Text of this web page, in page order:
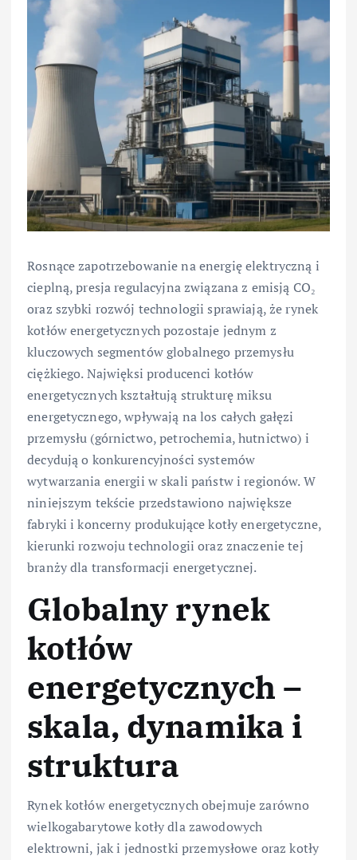
Rosnące zapotrzebowanie na energię elektryczną i
cieplną, presja regulacyjna związana z emisją CO₂
oraz szybki rozwój technologii sprawiają, że rynek
kotłów energetycznych pozostaje jednym z
kluczowych segmentów globalnego przemysłu
ciężkiego. Najwięksi producenci kotłów
energetycznych kształtują strukturę miksu
energetycznego, wpływają na los całych gałęzi
przemysłu (górnictwo, petrochemia, hutnictwo) i
decydują o konkurencyjności systemów
wytwarzania energii w skali państw i regionów. W
niniejszym tekście przedstawiono największe
fabryki i koncerny produkujące kotły energetyczne,
kierunki rozwoju technologii oraz znaczenie tej
branży dla transformacji energetycznej.
Globalny rynek
kotłów
energetycznych –
skala, dynamika i
struktura
Rynek kotłów energetycznych obejmuje zarówno
wielkogabarytowe kotły dla zawodowych
elektrowni, jak i jednostki przemysłowe oraz kotły